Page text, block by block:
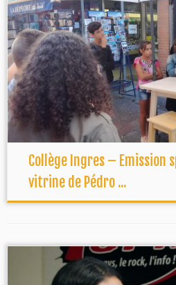
Collège Ingres – Emission
vitrine de Pédro ...